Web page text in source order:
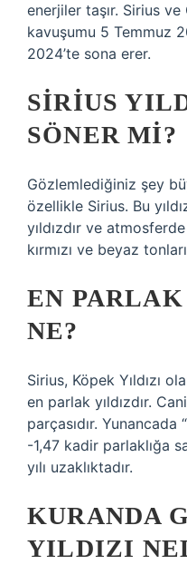
enerjiler taşır. Sirius ve
kavuşumu 5 Temmuz
2024’te sona erer.
SIRIUS
SÖNER MI?
Gözlemlediğiniz şey
özellikle Sirius. Bu
yıldızdır ve atmosferde
kırmızı ve beyaz
EN
NE?
Sirius, Köpek Yıldızı
en parlak yıldızdır.
parçasıdır. Yunancada
-1,47 kadir parlaklığa
yılı uzaklıktadır.
KURANDA
YILDIZI